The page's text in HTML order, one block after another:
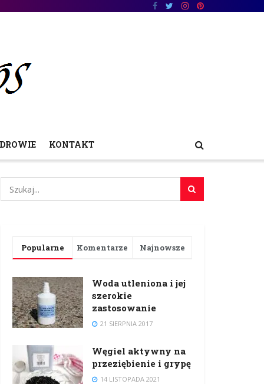
KONTAKT
Popularne Komentarze Najnowsze
Woda utleniona i jej
szerokie
zastosowanie
21 SIERPNIA 2017
Węgiel aktywny na
przeziębienie i grypę
14 LISTOPADA 2021